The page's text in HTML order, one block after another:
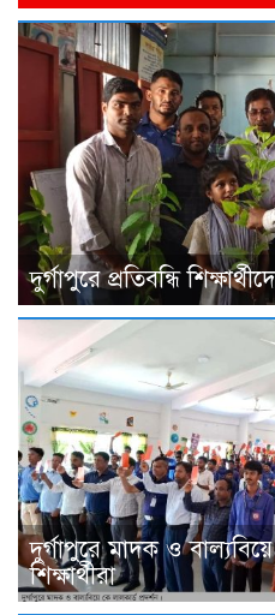
দুর্গাপুরে প্রতিবন্ধি
দুর্গাপুরে মাদক ও
শিক্ষার্থীরা